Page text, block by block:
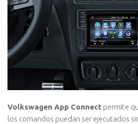
Volkswagen App Connect permite
los comandos puedan ser ejecutados